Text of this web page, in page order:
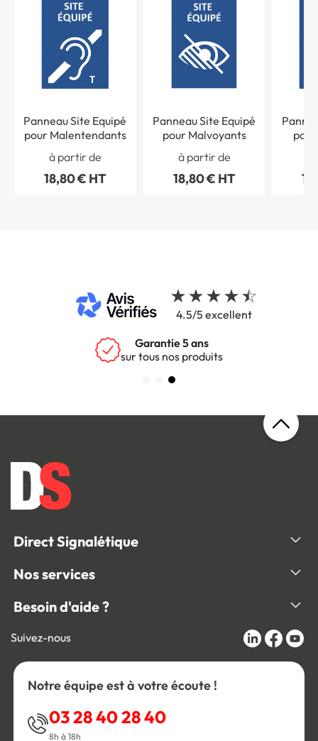
Panneau Site Equipé
pour Malentendants
à partir de
18,80 € HT
Panneau Site Equipé
pour Malvoyants
à partir de
18,80 € HT
4.5/5 excellent
Garantie 5 ans
sur tous nos produits
Direct Signalétique
Nos services
Besoin d'aide ?
Suivez-nous
Notre équipe est à votre écoute !
03 28 40 28 40
8h à 18h